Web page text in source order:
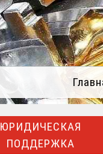
ЮРИДИЧЕСКАЯ
ПОДДЕРЖКА